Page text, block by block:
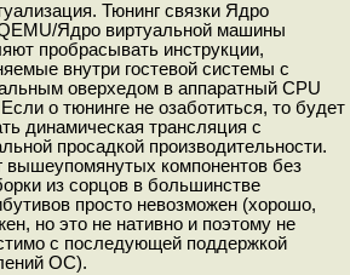
Тюнинг связки Ядро
Ядро виртуальной машины
пробрасывать инструкции,
внутри гостевой системы с
оверхедом в аппаратный CPU
о тюнинге не озаботиться, то будет
динамическая трансляция с
просадкой производительности.
вышеупомянутых компонентов без
из сорцов в большинстве
просто невозможен (хорошо,
но это не нативно и поэтому не
с последующей поддержкой
ОС).